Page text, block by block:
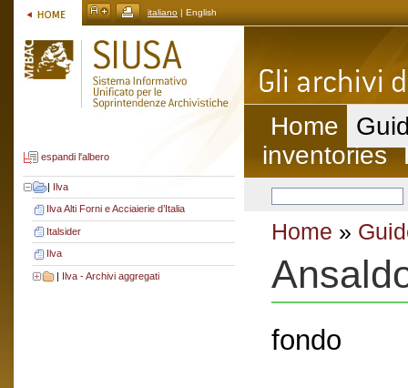
italiano | English
espandi l'albero
| Ilva
Ilva Alti Forni e Acciaierie d’Italia
Italsider
Ilva
| Ilva - Archivi aggregati
Home
inventories
Home »
fondo